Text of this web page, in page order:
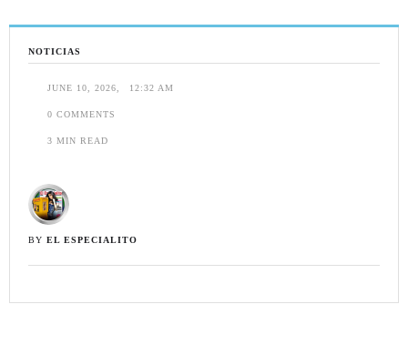
NOTICIAS
JUNE 10, 2026 12:32 AM
0 COMMENTS
3 MIN READ
BY EL ESPECIALITO